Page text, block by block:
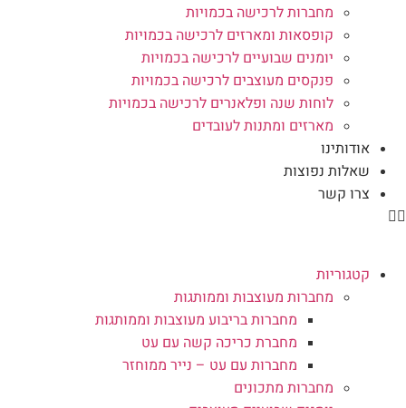
מחברות לרכישה בכמויות
קופסאות ומארזים לרכישה בכמויות
יומנים שבועיים לרכישה בכמויות
פנקסים מעוצבים לרכישה בכמויות
לוחות שנה ופלאנרים לרכישה בכמויות
מארזים ומתנות לעובדים
אודותינו
שאלות נפוצות
צרו קשר
קטגוריות
מחברות מעוצבות וממותגות
מחברות בריבוע מעוצבות וממותגות
מחברת כריכה קשה עם עט
מחברות עם עט – נייר ממוחזר
מחברות מתכונים